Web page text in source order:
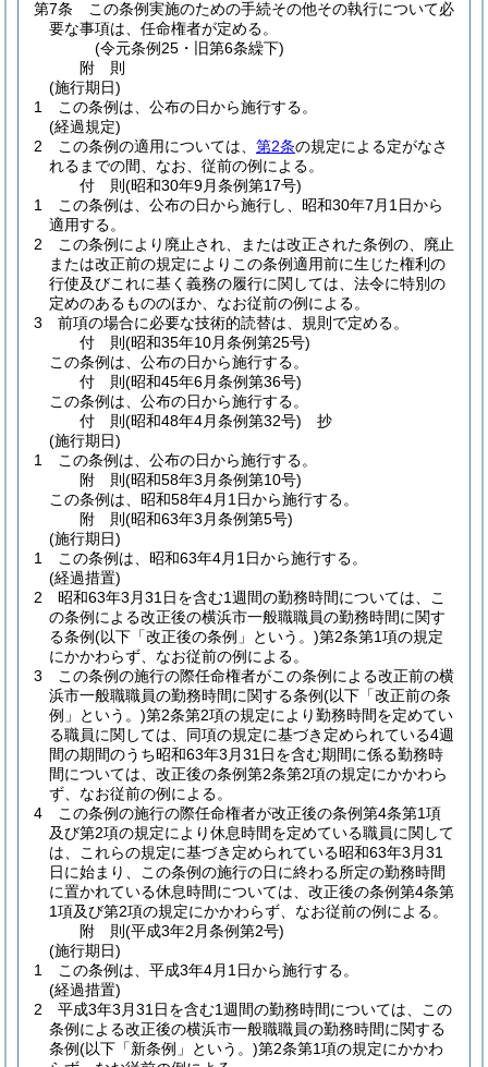
第7条
この条例実施のための手続その他その執行について必
要な事項は、任命権者が定める。
(令元条例25・旧第6条繰下)
附 則
(施行期日)
1
この条例は、公布の日から施行する。
(経過規定)
2
この条例の適用については、 第2条の規定による定がなさ
れるまでの間、なお、従前の例による。
付 則(昭和30年9月条例第17号)
1
この条例は、公布の日から施行し、昭和30年7月1日から
適用する。
2
この条例により廃止され、または改正された条例の、廃止
または改正前の規定によりこの条例適用前に生じた権利の
行使及びこれに基く義務の履行に関しては、法令に特別の
定めのあるもののほか、なお従前の例による。
3
前項の場合に必要な技術的読替は、規則で定める。
付 則(昭和35年10月条例第25号)
この条例は、公布の日から施行する。
付 則(昭和45年6月条例第36号)
この条例は、公布の日から施行する。
付 則(昭和48年4月条例第32号) 抄
(施行期日)
1
この条例は、公布の日から施行する。
附 則(昭和58年3月条例第10号)
この条例は、昭和58年4月1日から施行する。
附 則(昭和63年3月条例第5号)
(施行期日)
1
この条例は、昭和63年4月1日から施行する。
(経過措置)
2
昭和63年3月31日を含む1週間の勤務時間については、こ
の条例による改正後の横浜市一般職職員の勤務時間に関す
る条例(以下「改正後の条例」という。)第2条第1項の規定
にかかわらず、なお従前の例による。
3
この条例の施行の際任命権者がこの条例による改正前の横
浜市一般職職員の勤務時間に関する条例(以下「改正前の条
例」という。)第2条第2項の規定により勤務時間を定めてい
る職員に関しては、同項の規定に基づき定められている4週
間の期間のうち昭和63年3月31日を含む期間に係る勤務時
間については、改正後の条例第2条第2項の規定にかかわら
ず、なお従前の例による。
4
この条例の施行の際任命権者が改正後の条例第4条第1項
及び第2項の規定により休息時間を定めている職員に関して
は、これらの規定に基づき定められている昭和63年3月31
日に始まり、この条例の施行の日に終わる所定の勤務時間
に置かれている休息時間については、改正後の条例第4条第
1項及び第2項の規定にかかわらず、なお従前の例による。
附 則(平成3年2月条例第2号)
(施行期日)
1
この条例は、平成3年4月1日から施行する。
(経過措置)
2
平成3年3月31日を含む1週間の勤務時間については、この
条例による改正後の横浜市一般職職員の勤務時間に関する
条例(以下「新条例」という。)第2条第1項の規定にかかわ